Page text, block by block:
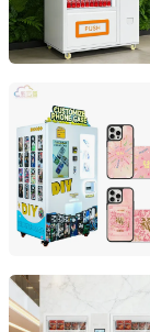
Guangzhou
Guangdong,
Chuanghejia